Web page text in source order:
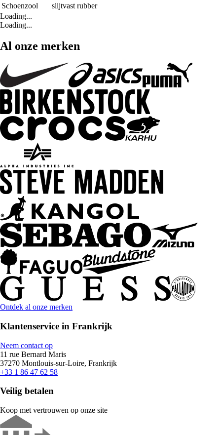
Schoenzool
slijtvast rubber
Loading...
Loading...
Al onze merken
Ontdek al onze merken
Klantenservice in Frankrijk
Neem contact op
11 rue Bernard Maris
37270 Montlouis-sur-Loire, Frankrijk
+33 1 86 47 62 58
Veilig betalen
Koop met vertrouwen op onze site